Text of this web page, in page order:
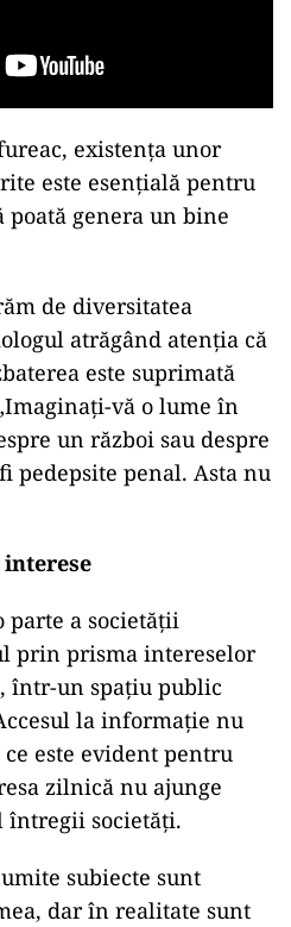
existența unor
este esențială pentru
genera un bine
de diversitatea
atrăgând atenția că
este suprimată
vă o lume în
un război sau despre
pedepsite penal. Asta nu
parte a societății
prin prisma intereselor
într-un spațiu public
la informație nu
este evident pentru
zilnică nu ajunge
societăți.
subiecte sunt
dar în realitate sunt